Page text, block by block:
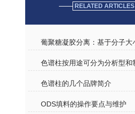
RELATED ARTICLES
色谱柱的几个品牌简介
ODS填料的操作要点与维护